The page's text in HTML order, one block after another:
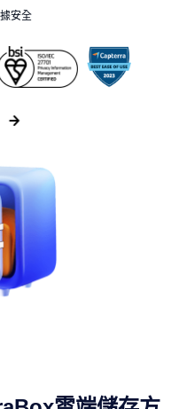
安全